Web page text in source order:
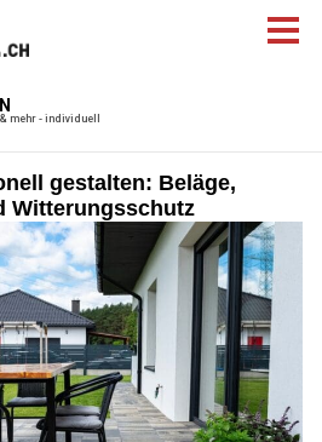
gestalten: Beläge,
Witterungsschutz